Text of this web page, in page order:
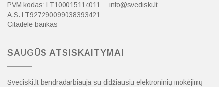
PVM kodas: LT100015114011
A.S. LT927290099038393421
Citadele bankas
info@svediski.lt
SAUGŪS ATSISKAITYMAI
Svediski.lt bendradarbiauja su didžiausiu elektroninių mokėjimų